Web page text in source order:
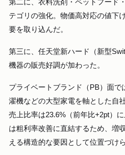
第二に、衣料洗剤・ペットフード
テゴリの強化。物価高対応の値下
要を取り込んだ。
第三に、任天堂新ハード（新型
機器の販売好調が加わった。
プライベートブランド（PB）面
濯機などの大型家電を軸とした自
売上比率は23.6%（前年比+2pt）
は粗利率改善に直結するため、増
える構造的な要因として位置づけら